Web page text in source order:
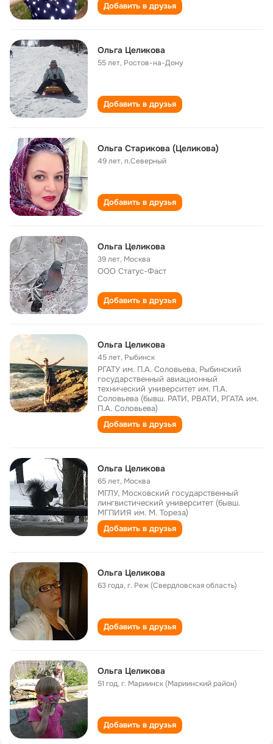
Добавить в друзья
Ольга Целикова
55 лет, Ростов-на-Дону
Добавить в друзья
Ольга Старикова (Целикова)
49 лет,п.Северный
Добавить в друзья
Ольга Целикова
39 лет, Москва
ООО Статус-Фаст
Добавить в друзья
Ольга Целикова
45 лет, Рыбинск
РГАТУ им. П.А. Соловьева, Рыбинский
государственный авиационный
технический университет им. П.А.
Соловьева (бывш. РАТИ, РВАТИ, РГАТА им.
П.А. Соловьева)
Добавить в друзья
Ольга Целикова
65 лет, Москва
МГЛУ, Московский государственный
лингвистический университет (бывш.
МГПИИЯ им. М. Тореза)
Добавить в друзья
Ольга Целикова
63 года,г. Реж (Свердловская область)
Добавить в друзья
Ольга Целикова
51 год,г. Мариинск (Мариинский район)
Добавить в друзья